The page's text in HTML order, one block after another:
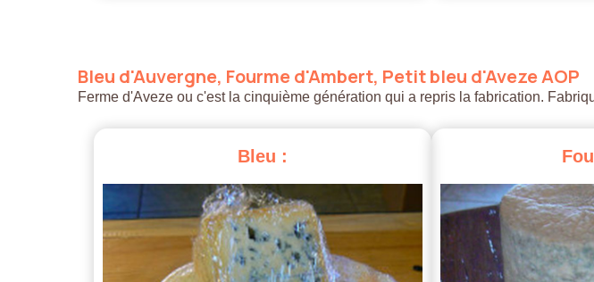
Bleu d'Auvergne, Fourmed'Ambert, Petitbleu d'AvezeAOP
Ferme d'Aveze ou c'est la cinquième génération qui a repris la fabrication.
Bleu :